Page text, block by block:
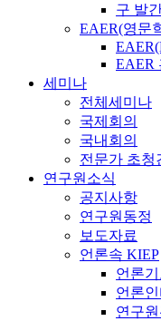
구 발
EAER(영문
EAER
세미나
전체세미나
국제회의
국내회의
전문가 초청
연구원소식
공지사항
연구원동정
보도자료
언론속 KIEP
언론기
언론
연구